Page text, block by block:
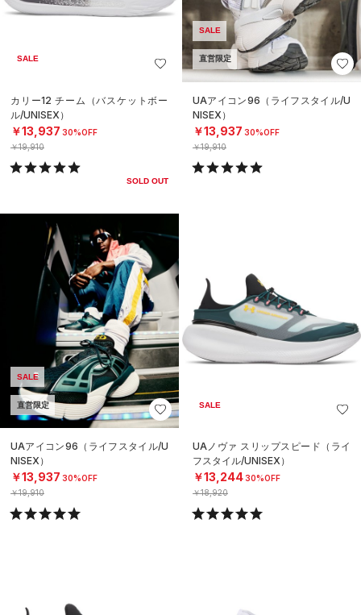
SALE
カリー12 チーム（バスケットボー
ル/UNISEX）
￥13,937 30%OFF
￥19,910
SOLD OUT
SALE
直営限定
UAアイコン96（ライフスタイル/U
NISEX）
￥13,937 30%OFF
￥19,910
SALE
直営限定
UAアイコン96（ライフスタイル/U
NISEX）
￥13,937 30%OFF
￥19,910
SALE
UAノヴァ スリップスピード（ライ
フスタイル/UNISEX）
￥13,24430%OFF
￥18,920